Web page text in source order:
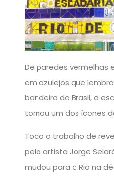
De paredes vermelhas
em azulejos que
bandeira do Brasil, a
tornou um dos ícones
Todo o trabalho de
pelo artista Jorge
mudou para o Rio na